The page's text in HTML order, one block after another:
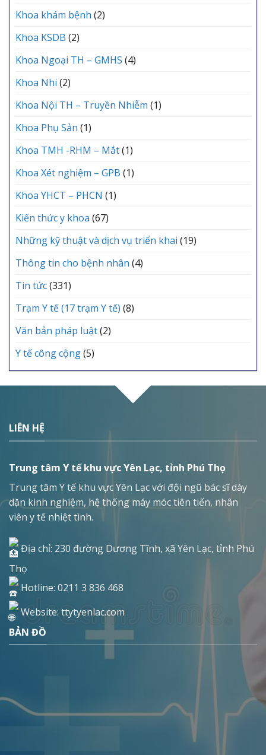
Khoa khám bệnh (2)
Khoa KSDB (2)
Khoa Ngoại TH – GMHS (4)
Khoa Nhi (2)
Khoa Nội TH – Truyền Nhiễm (1)
Khoa Phụ Sản (1)
Khoa TMH -RHM – Mắt(1)
Khoa Xét nghiệm – GPB (1)
Khoa YHCT – PHCN (1)
Kiến thức y khoa (67)
Những kỹ thuật và dịch vụ triển khai (19)
Thông tin cho bệnh nhân (4)
Tin tức(331)
Trạm Y tế (17 trạm Y tế) (8)
Văn bản pháp luật(2)
Y tế công cộng(5)
LIÊN HỆ
Trung tâm Y tế khu vực Yên Lạc, tỉnh Phú Thọ
Trung tâm Y tế khu vực Yên Lạc với đội ngũ bác sĩ dày
dặn kinh nghiệm, hệ thống máy móc tiên tiến, nhân
viên y tế nhiệt tình.
Địa chỉ: 230 đường Dương Tĩnh, xã Yên Lạc, tỉnh Phú
Thọ
Hotline: 0211 3 836 468
Website: ttytyenlac.com
BẢN ĐỒ